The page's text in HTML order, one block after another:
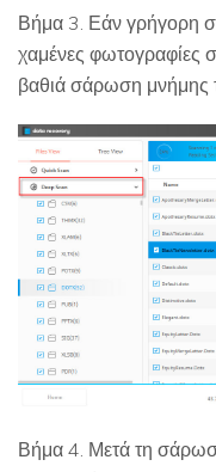
Βήμα 3. Εάν γρήγορη
χαμένες φωτογραφίες
βαθιά σάρωση μνήμης
Βήμα 4. Μετά τη